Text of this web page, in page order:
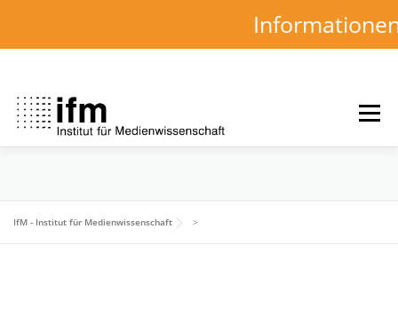
Inhalt
springen
Menü
IfM - Institut für Medienwissenschaft >